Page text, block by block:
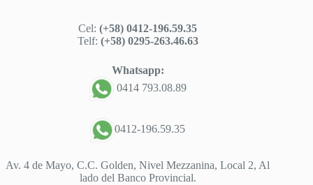
Cel:(+58) 0412-196.59.35
Telf: (+58) 0295-263.46.63
Whatsapp:
0414 793.08.89
0412-196.59.35
Av. 4 de Mayo, C.C. Golden, Nivel Mezzanina, Local 2, Al
lado del Banco Provincial.